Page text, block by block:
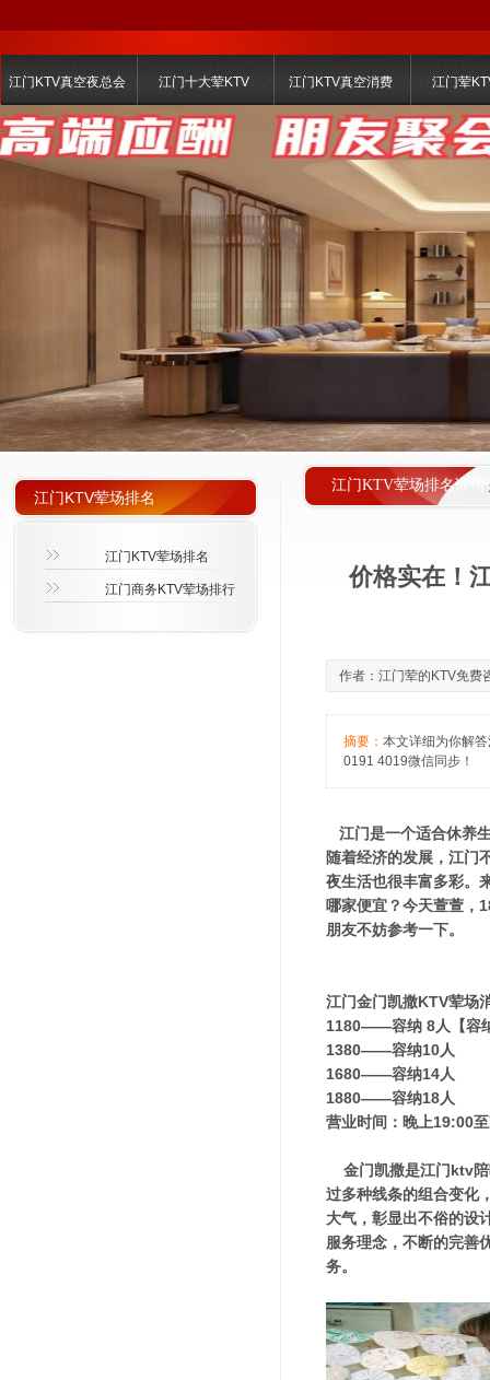
江门KTV真空夜总会 江门十大荤KTV 江门KTV真空消费 江门荤
江门KTV荤场排名详情
江门KTV荤场排名
江门KTV荤场排名
江门商务KTV荤场排行 价格实在！
作者：江门荤的KTV免
摘要： 本文详细为你解
0191 4019微信同步！
江门是一个适合休养
随着经济的发展，江门
夜生活也很丰富多彩。
哪家便宜？今天萱萱，
朋友不妨参考一下。
江门金门凯撒KTV荤场
1180——容纳 8人【容
1380——容纳10人
1680——容纳14人
1880——容纳18人
营业时间：晚上19:00
金门凯撒是江门ktv陪
过多种线条的组合变化
大气，彰显出不俗的设
服务理念，不断的完善
务。